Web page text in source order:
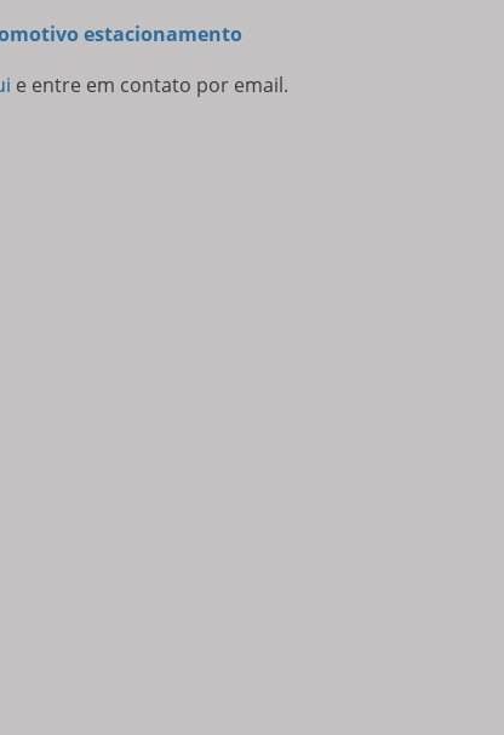
estacionamento
e entre em contato por email.